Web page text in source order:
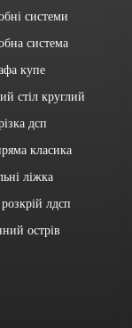
системи
система
купе
стіл круглий
дсп
класика
ліжка
лдсп
острів